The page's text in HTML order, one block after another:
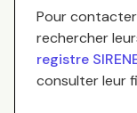
Pour contacter
rechercher
registre
consulter leur